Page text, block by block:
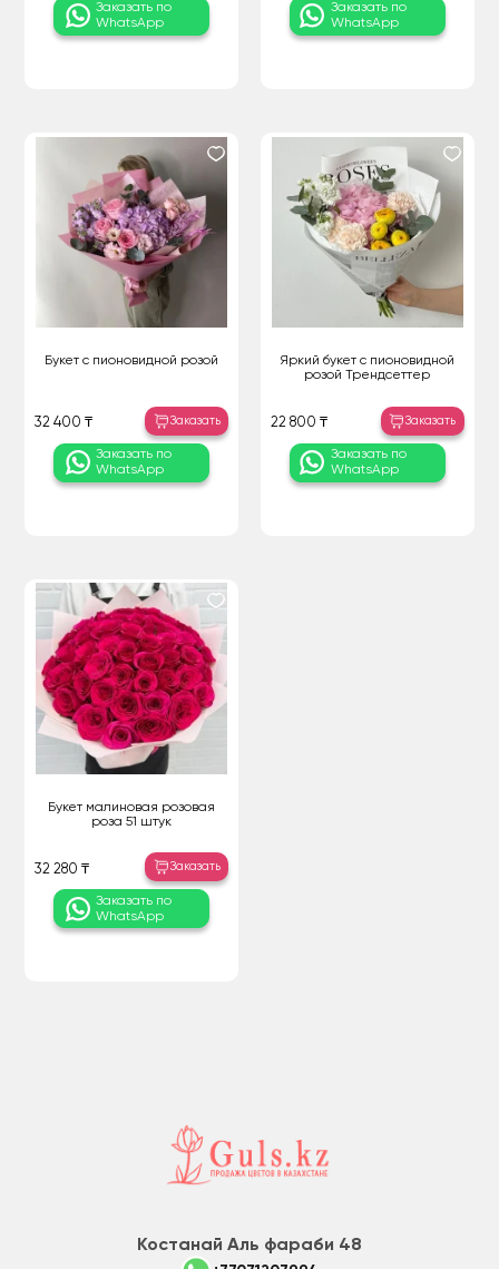
Заказать по
WhatsApp
Заказать по
WhatsApp
Букет с пионовидной розой
32 400 ₸ Заказать
Заказать по
WhatsApp
Яркий букет с пионовидной
розой Трендсеттер
22 800 ₸ Заказать
Заказать по
WhatsApp
Букет малиновая розовая
роза 51 штук
32 280 ₸ Заказать
Заказать по
WhatsApp
Костанай Аль фараби 48